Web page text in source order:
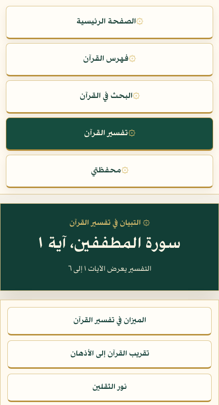
۞الصفحة الرئيسية
۞فهرس القرآن
۞البحث في القرآن
۞تفسير القرآن
۞محفظتي
۞ التبيان في تفسير القرآن
سورة المطففين، آية ١
التفسير يعرض الآيات ١ إلى ٦
الميزان في تفسير القرآن
تقريب القرآن إلى الأذهان
نور الثقلين